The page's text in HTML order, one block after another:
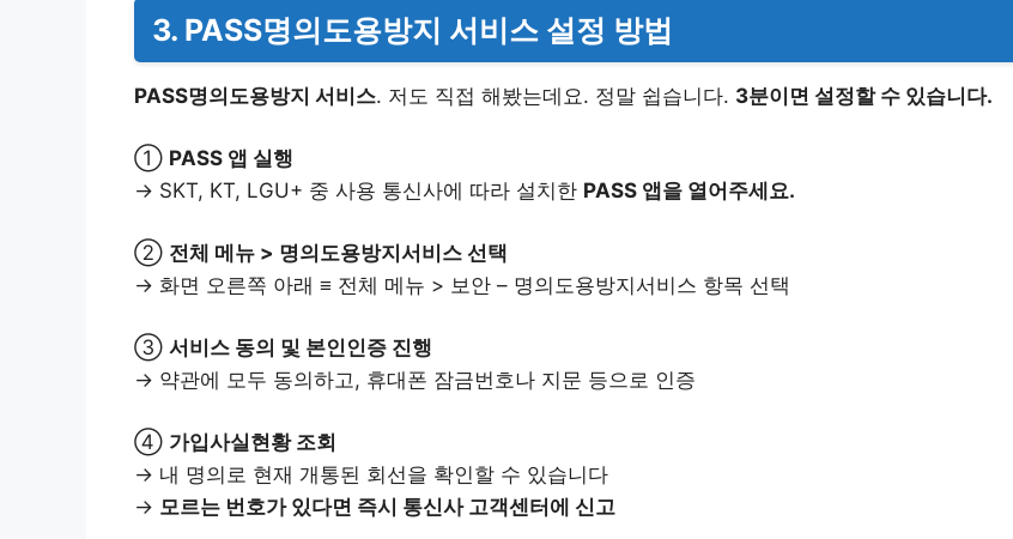
3. PASS명의도용방지 서비스 설정 방법
PASS명의도용방지 서비스. 저도 직접 해봤는데요. 정말 쉽습니다. 3분이면 설정할 수 있습니다.
① PASS 앱 실행
→ SKT, KT, LGU+ 중 사용 통신사에 따라 설치한 PASS 앱을 열어주세요.
② 전체 메뉴 > 명의도용방지서비스 선택
→ 화면 오른쪽 아래 ≡ 전체 메뉴 > 보안 – 명의도용방지서비스 항목 선택
③ 서비스 동의 및 본인인증 진행
→ 약관에 모두 동의하고, 휴대폰 잠금번호나 지문 등으로 인증
④ 가입사실현황 조회
→ 내 명의로 현재 개통된 회선을 확인할 수 있습니다
→ 모르는 번호가 있다면 즉시 통신사 고객센터에 신고